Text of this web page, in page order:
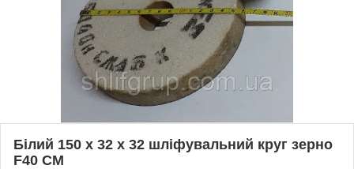
Білий 150 х 32 х 32 шліфувальний круг зерно
F40 СМ